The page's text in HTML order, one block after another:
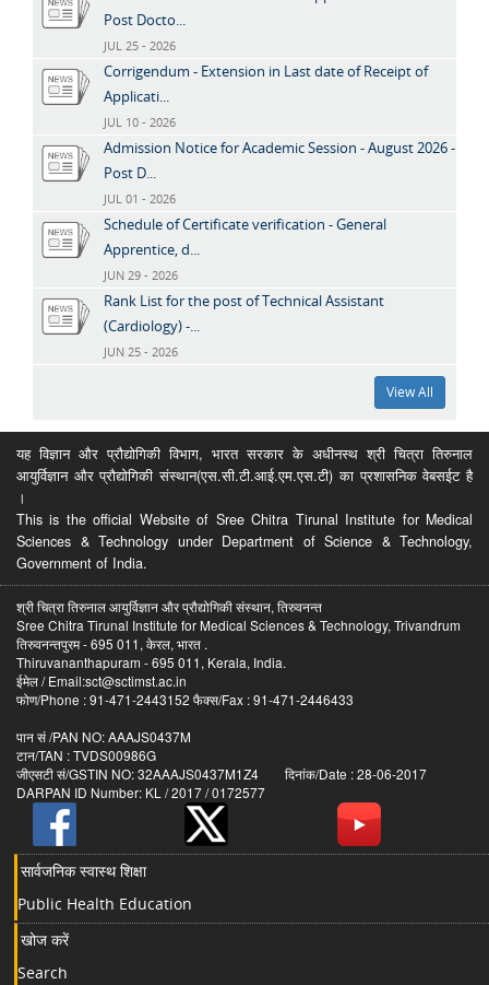
Post Docto...
JUL 25 - 2026
Corrigendum - Extension in Last date of Receipt of
Applicati...
JUL 10 - 2026
Admission Notice for Academic Session - August 2026 -
Post D...
JUL 01 - 2026
Schedule of Certificate verification - General
Apprentice, d...
JUN 29 - 2026
Rank List for the post of Technical Assistant
(Cardiology) -...
JUN 25 - 2026
View All
यह विज्ञान और प्रौद्योगिकी विभाग, भारत सरकार के अधीनस्थ श्री चित्रा तिरुनाल
आयुर्विज्ञान और प्रौद्योगिकी संस्थान(एस.सी.टी.आई.एम.एस.टी) का प्रशासनिक वेबसईट है
।
This is the official Website of Sree Chitra Tirunal Institute for Medical
Sciences & Technology under Department of Science & Technology,
Government of India.
श्री चित्रा तिरुनाल आयुर्विज्ञान और प्रौद्योगिकी संस्थान, तिरुवनन्त
Sree Chitra Tirunal Institute for Medical Sciences & Technology, Trivandrum
तिरुवनन्तपुरम - 695 011, केरल, भारत .
Thiruvananthapuram - 695 011, Kerala, India.
ईमेल / Email:sct@sctimst.ac.in
फोण/Phone : 91-471-2443152 फैक्स/Fax : 91-471-2446433
पान सं /PAN NO: AAAJS0437M
टान/TAN : TVDS00986G
जीएसटी सं/GSTIN NO: 32AAAJS0437M1Z4 दिनांक/Date : 28-06-2017
DARPAN ID Number: KL / 2017 / 0172577
सार्वजनिक स्वास्थ शिक्षा
Public Health Education
खोज करें
Search